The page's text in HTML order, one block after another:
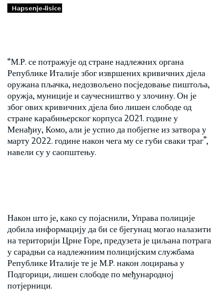
“М.Р. се потражује од стране надлежних органа
Републике Италије због извршених кривичних дјела
оружана пљачка, недозвољено посједовање пиштоља,
оружја, муниције и саучесништво у злочину. Он је
због ових кривичних дјела био лишен слободе од
стране карабињерског корпуса 2021. године у
Менађиу, Комо, али је успио да побјегне из затвора у
марту 2022. године након чега му се губи сваки траг”,
навели су у саопштењу.
Након што је, како су појаснили, Управа полиције
добила информацију да би се бјегунац могао налазити
на територији Црне Горе, предузета је циљана потрага
у сарадњи са надлежниим полицијским службама
Републике Италије те је М.Р. након лоцирања у
Подгорици, лишен слободе по међународној
потјерници.